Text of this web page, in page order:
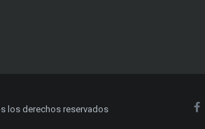
los derechos reservados